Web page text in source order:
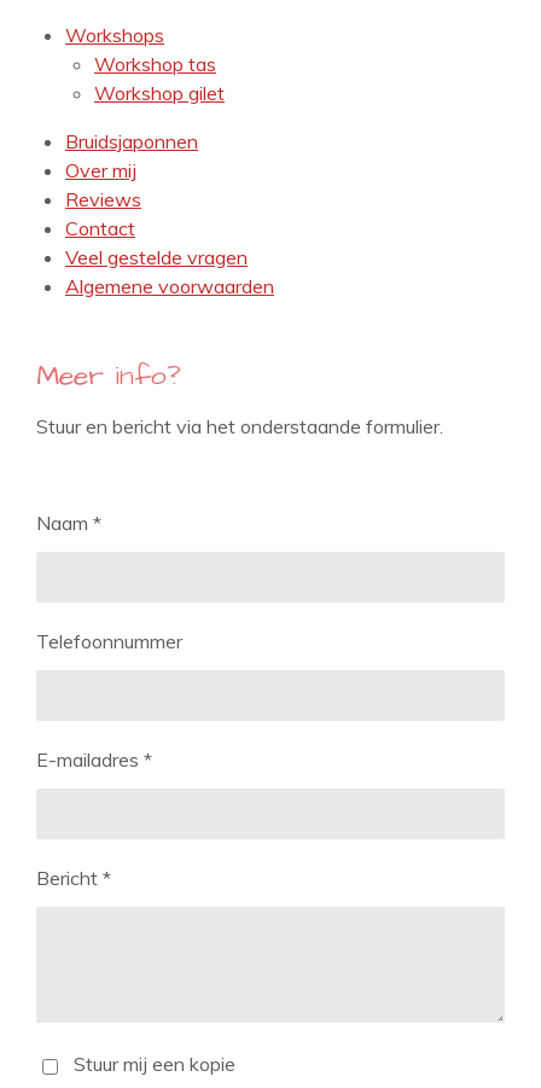
Workshops
Workshop tas
Workshop gilet
Bruidsjaponnen
Over mij
Reviews
Contact
Veel gestelde vragen
Algemene voorwaarden
Meer info?
Stuur en bericht via het onderstaande formulier.
Naam *
Telefoonnummer
E-mailadres *
Bericht *
Stuur mij een kopie